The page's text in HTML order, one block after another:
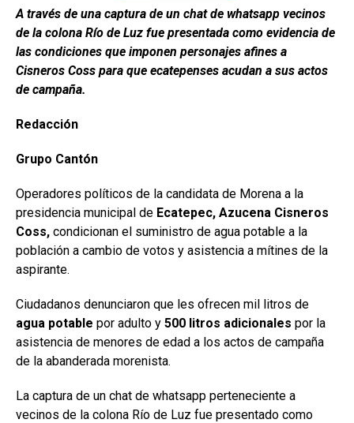
A través de una captura de un chat de whatsapp vecinos
de la colona Río de Luz fue presentada como evidencia de
las condiciones que imponen personajes afines a
Cisneros Coss para que ecatepenses acudan a sus actos
de campaña.
Redacción
Grupo Cantón
Operadores políticos de la candidata de Morena a la
presidencia municipal de Ecatepec, Azucena Cisneros
Coss, condicionan el suministro de agua potable a la
población a cambio de votos y asistencia a mítines de la
aspirante.
Ciudadanos denunciaron que les ofrecen mil litros de
agua potable por adulto y 500 litros adicionales por la
asistencia de menores de edad a los actos de campaña
de la abanderada morenista.
La captura de un chat de whatsapp perteneciente a
vecinos de la colona Río de Luz fue presentado como